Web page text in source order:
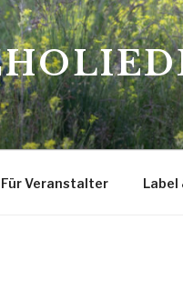
Für Veranstalter Label